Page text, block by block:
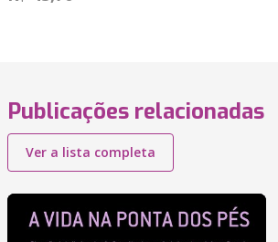
Publicações relacionadas
Ver a lista completa